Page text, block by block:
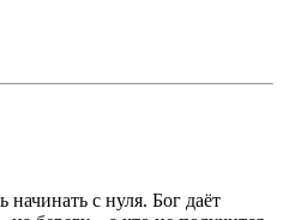
с нуля. Бог даёт